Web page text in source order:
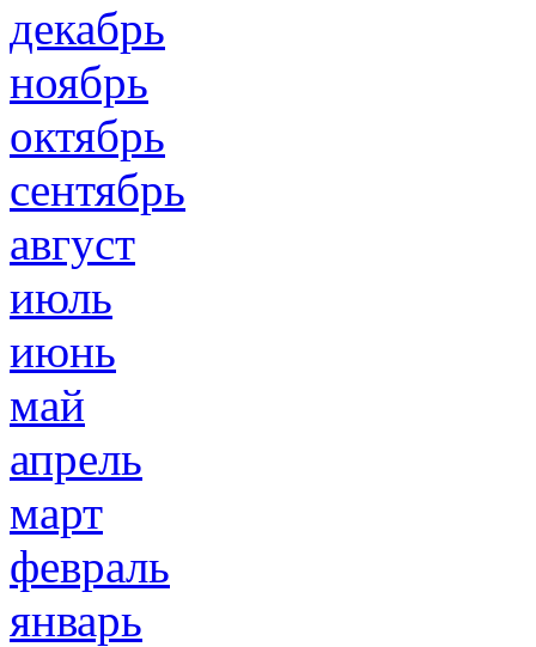
декабрь
ноябрь
октябрь
сентябрь
август
июль
июнь
май
апрель
март
февраль
январь